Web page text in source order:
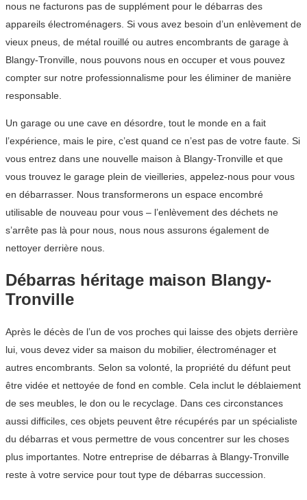
nous ne facturons pas de supplément pour le débarras des
appareils électroménagers. Si vous avez besoin d’un enlèvement de
vieux pneus, de métal rouillé ou autres encombrants de garage à
Blangy-Tronville, nous pouvons nous en occuper et vous pouvez
compter sur notre professionnalisme pour les éliminer de manière
responsable.
Un garage ou une cave en désordre, tout le monde en a fait
l’expérience, mais le pire, c’est quand ce n’est pas de votre faute. Si
vous entrez dans une nouvelle maison à Blangy-Tronville et que
vous trouvez le garage plein de vieilleries, appelez-nous pour vous
en débarrasser. Nous transformerons un espace encombré
utilisable de nouveau pour vous – l’enlèvement des déchets ne
s’arrête pas là pour nous, nous nous assurons également de
nettoyer derrière nous.
Débarras héritage maison Blangy-
Tronville
Après le décès de l’un de vos proches qui laisse des objets derrière
lui, vous devez vider sa maison du mobilier, électroménager et
autres encombrants. Selon sa volonté, la propriété du défunt peut
être vidée et nettoyée de fond en comble. Cela inclut le déblaiement
de ses meubles, le don ou le recyclage. Dans ces circonstances
aussi difficiles, ces objets peuvent être récupérés par un spécialiste
du débarras et vous permettre de vous concentrer sur les choses
plus importantes. Notre entreprise de débarras à Blangy-Tronville
reste à votre service pour tout type de débarras succession.